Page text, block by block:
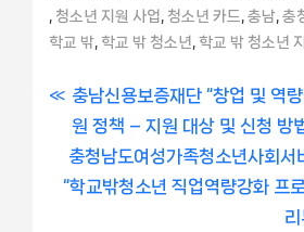
청소년 지원 사업 청소년 카드 충남 충
학교 밖 학교 밖 청소년 학교 밖 청소년
글
내
비
P
r
e
v
충남신용보증재단 “창업 및 역
원 정책 – 지원 대상 및 신청 방
N
e
충청남도여성가족청소년사회서
“학교밖청소년 직업역량강화 프